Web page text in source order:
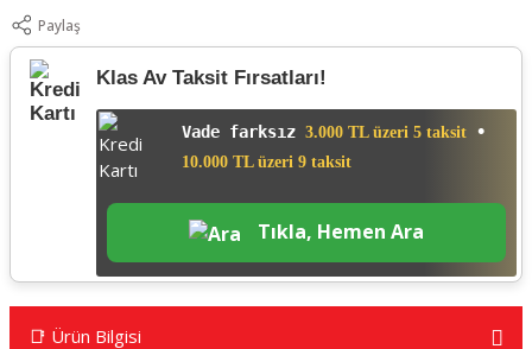
Paylaş
Klas Av Taksit Fırsatları!
Vade farksız 3.000 TL üzeri 5 taksit •
10.000 TL üzeri 9 taksit
Tıkla, Hemen Ara
📑 Ürün Bilgisi